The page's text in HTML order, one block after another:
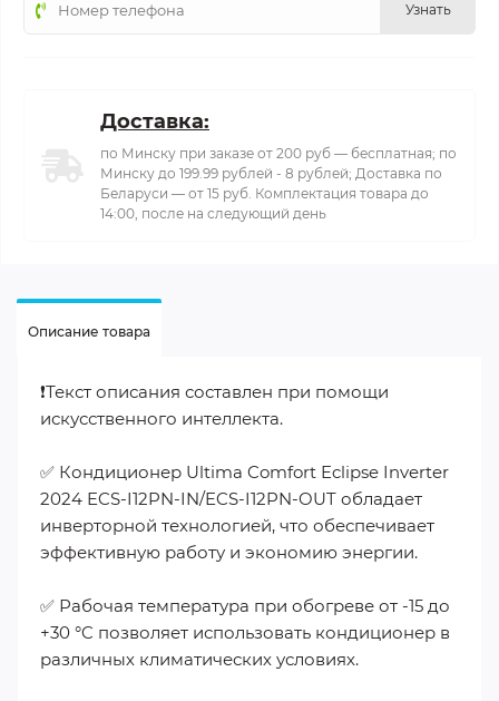
Узнать
Доставка:
по Минску при заказе от 200 руб — бесплатная; по
Минску до 199.99 рублей - 8 рублей; Доставка по
Беларуси — от 15 руб. Комплектация товара до
14:00, после на следующий день
Описание товара
❗️Текст описания составлен при помощи
искусственного интеллекта.
✅ Кондиционер Ultima Comfort Eclipse Inverter
2024 ECS-I12PN-IN/ECS-I12PN-OUT обладает
инверторной технологией, что обеспечивает
эффективную работу и экономию энергии.
✅ Рабочая температура при обогреве от -15 до
+30 °C позволяет использовать кондиционер в
различных климатических условиях.